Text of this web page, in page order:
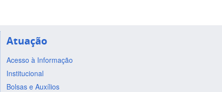
Atuação
Acesso à Informação
Institucional
Bolsas e Auxílios